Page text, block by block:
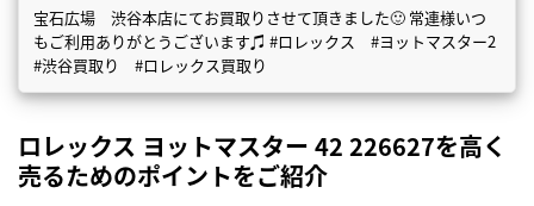
宝石広場 渋谷本店にてお買取りさせて頂きました🙂 常連様いつ
もご利用ありがとうございます♫ #ロレックス #ヨットマスター2
#渋谷買取り #ロレックス買取り
ロレックス ヨットマスター 42 226627を高く
売るためのポイントをご紹介